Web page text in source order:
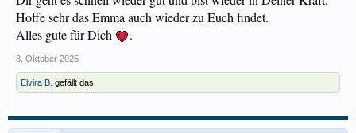
Hoffe sehr das Emma auch wieder zu Euch findet.
Alles gute für Dich
.
8. Oktober 2025
Elvira B. gefällt das.